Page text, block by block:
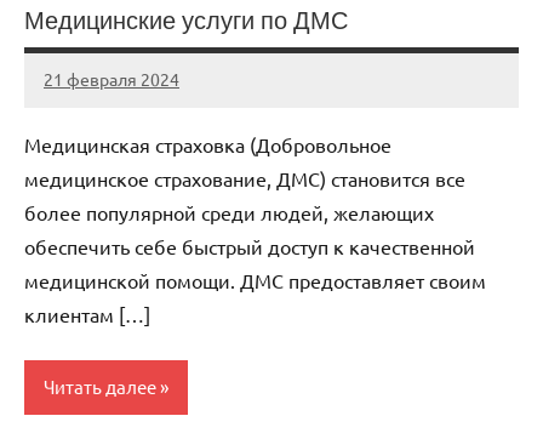
Медицинские услуги по ДМС
21 февраля 2024
Avtor
Нет
Медицинская страховка (Добровольное
медицинское страхование, ДМС) становится все
более популярной среди людей, желающих
обеспечить себе быстрый доступ к качественной
медицинской помощи. ДМС предоставляет своим
клиентам […]
Читать далее